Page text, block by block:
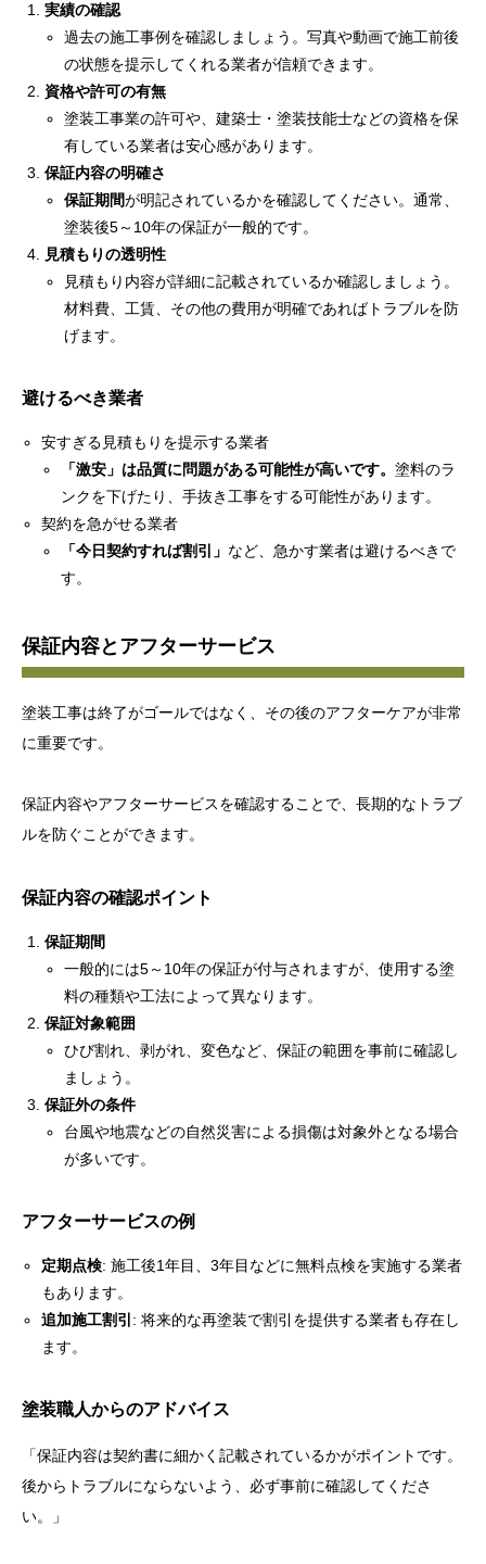
実績の確認
過去の施工事例を確認しましょう。写真や動画で施工前後
の状態を提示してくれる業者が信頼できます。
資格や許可の有無
塗装工事業の許可や、建築士・塗装技能士などの資格を保
有している業者は安心感があります。
保証内容の明確さ
保証期間が明記されているかを確認してください。通常、
塗装後5～10年の保証が一般的です。
見積もりの透明性
見積もり内容が詳細に記載されているか確認しましょう。
材料費、工賃、その他の費用が明確であればトラブルを防
げます。
避けるべき業者
安すぎる見積もりを提示する業者
「激安」は品質に問題がある可能性が高いです。塗料のラ
ンクを下げたり、手抜き工事をする可能性があります。
契約を急がせる業者
「今日契約すれば割引」 など、急かす業者は避けるべきで
す。
保証内容とアフターサービス
塗装工事は終了がゴールではなく、その後のアフターケアが非常
に重要です。
保証内容やアフターサービスを確認することで、長期的なトラブ
ルを防ぐことができます。
保証内容の確認ポイント
保証期間
一般的には5～10年の保証が付与されますが、使用する塗
料の種類や工法によって異なります。
保証対象範囲
ひび割れ、剥がれ、変色など、保証の範囲を事前に確認し
ましょう。
保証外の条件
台風や地震などの自然災害による損傷は対象外となる場合
が多いです。
アフターサービスの例
定期点検: 施工後1年目、3年目などに無料点検を実施する業者
もあります。
追加施工割引 : 将来的な再塗装で割引を提供する業者も存在し
ます。
塗装職人からのアドバイス
「保証内容は契約書に細かく記載されているかがポイントです。
後からトラブルにならないよう、必ず事前に確認してくださ
い。」